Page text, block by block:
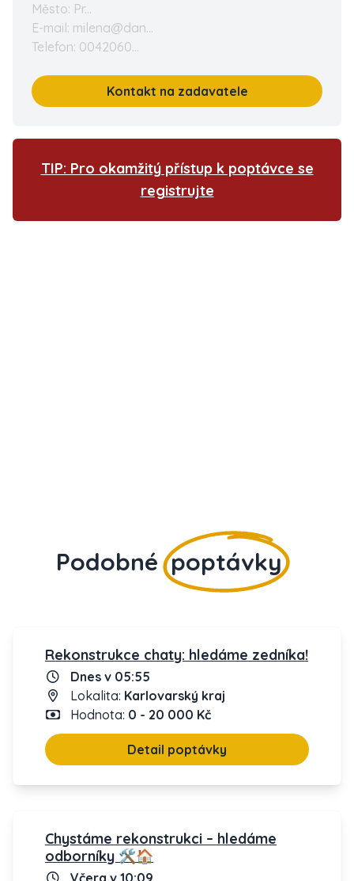
Město: Pr...
E-mail: milena@dan...
Telefon: 0042060...
Kontakt na zadavatele
TIP: Pro okamžitý přístup k poptávce se
registrujte
Podobné poptávky
Rekonstrukce chaty: hledáme zedníka!
Dnes v 05:55
Lokalita: Karlovarský kraj
Hodnota: 0 - 20 000 Kč
Detail poptávky
Chystáme rekonstrukci – hledáme
odborníky 🛠️🏠